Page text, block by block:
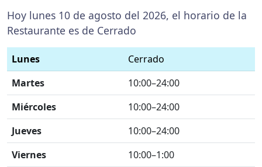
Hoy lunes 10 de agosto del 2026, el horario de la
Restaurante es de Cerrado
Lunes
Cerrado
Martes
10:00–24:00
Miércoles
10:00–24:00
Jueves
10:00–24:00
Viernes
10:00–1:00